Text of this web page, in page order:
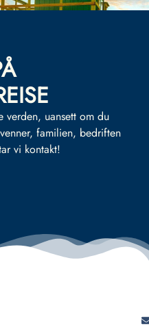
uansett om du
familien, bedriften
vi kontakt!